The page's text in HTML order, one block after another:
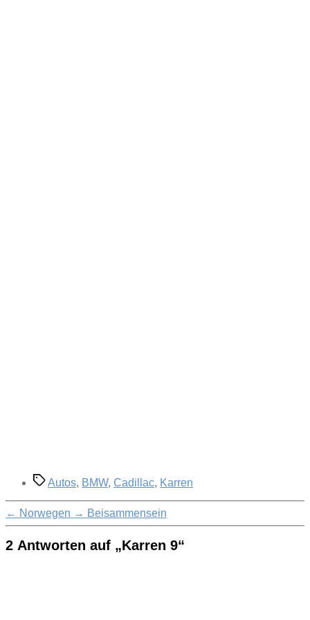
Schlagwörter
Autos, BMW, Cadillac, Karren
← Norwegen → Beisammensein
2 Antworten auf „Karren 9“